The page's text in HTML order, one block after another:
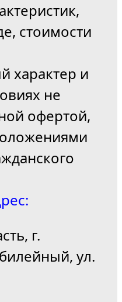
стоимости
характер и
не
офертой,
г.
ул.